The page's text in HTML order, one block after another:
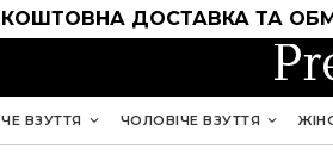
ДОСТАВКА ТА
ВЗУТТЯ ЧОЛОВІЧЕ ВЗУТТЯ